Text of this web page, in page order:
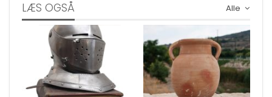
Alle
LÆS OGSÅ